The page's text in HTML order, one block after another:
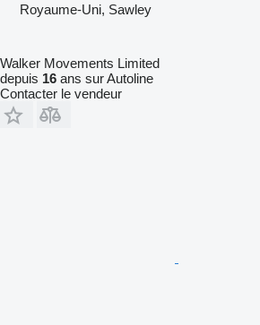
Royaume-Uni, Sawley
Walker Movements Limited
depuis 16 ans sur Autoline
Contacter le vendeur